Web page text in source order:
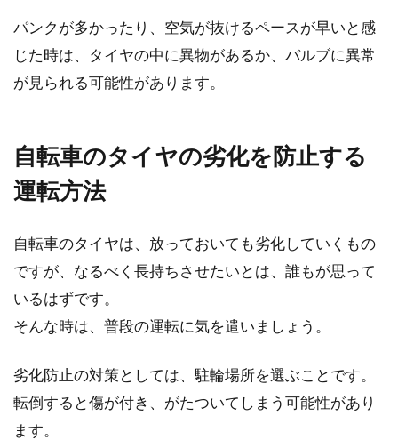
ロードバイクの空気入れの方法や、
タイヤの空気圧について
ロードバイク乗りの皆様は、タイヤの空気圧を
られる？
と荷物でも積...
フィジークのサドル「アリアンテ」
パンクが多かったり、空気が抜けるペースが早いと感
じた時は、タイヤの中に異物があるか、バルブに異常
が見られる可能性があります。
自転車のタイヤの劣化を防止する
運転方法
自転車のタイヤは、放っておいても劣化していくもの
ですが、なるべく長持ちさせたいとは、誰もが思って
いるはずです。
そんな時は、普段の運転に気を遣いましょう。
劣化防止の対策としては、駐輪場所を選ぶことです。
転倒すると傷が付き、がたついてしまう可能性があり
ます。